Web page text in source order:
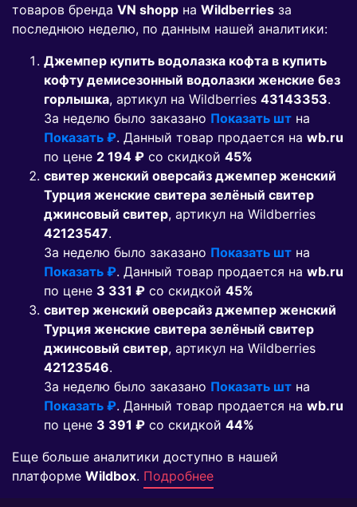
товаров бренда VN shopp на Wildberries за
последнюю неделю, по данным нашей аналитики:
Джемпер купить водолазка кофта в купить
кофту демисезонный водолазки женские без
горлышка, артикул на Wildberries 43143353.
За неделю было заказано Показать шт на
Показать ₽. Данный товар продается на wb.ru
по цене 2 194 ₽ co скидкой 45%
свитер женский оверсайз джемпер женский
Турция женские свитера зелёный свитер
джинсовый свитер, артикул на Wildberries
42123547.
За неделю было заказано Показать шт на
Показать ₽. Данный товар продается на wb.ru
по цене 3 331 ₽ co скидкой 45%
свитер женский оверсайз джемпер женский
Турция женские свитера зелёный свитер
джинсовый свитер, артикул на Wildberries
42123546.
За неделю было заказано Показать шт на
Показать ₽. Данный товар продается на wb.ru
по цене 3 391 ₽ co скидкой 44%
Еще больше аналитики доступно в нашей
платформе Wildbox. Подробнее